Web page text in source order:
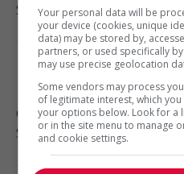
Santé
Infirmières et
Gaspé, QC
Santé
Your personal data will be
your device (cookies, unique
data) may be stored by,
partners, or used specifically
may use precise geolocation
Some vendors may process
of legitimate interest, which
your options below. Look for a
or in the site menu to manage
and cookie settings.